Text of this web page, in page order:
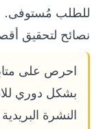
للطلب مُستوفى.
نصائح لتحقيق
بشكل دوري
النشرة